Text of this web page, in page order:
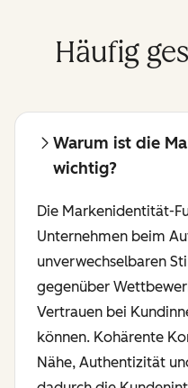
Häufig
Warum ist die
wichtig?
Die Markenidentität-
Unternehmen beim
unverwechselbaren
gegenüber
Vertrauen bei
können. Kohärente
Nähe, Authentizität